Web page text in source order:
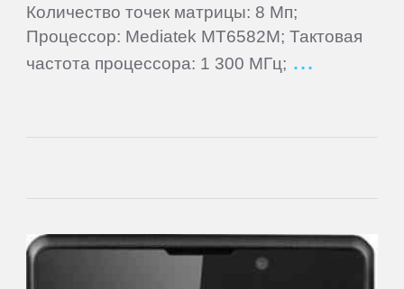
Количество точек матрицы: 8 Мп;
Процессор: Mediatek MT6582M; Тактовая
частота процессора: 1 300 МГц;
Gmini
Highscreen